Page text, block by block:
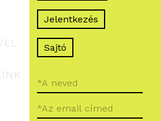
Jelentkezés
Sajtó